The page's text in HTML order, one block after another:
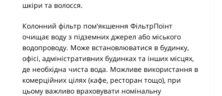
шкіри та волосся.
Колонний фільтр пом'якшення ФільтрПоінт
очищає воду з підземних джерел або міського
водопроводу. Може встановлюватися в будинку,
офісі, адміністративних будинках та інших місцях,
де необхідна чиста вода. Можливе використання в
комерційних цілях (кафе, ресторан тощо), при
цьому важливо враховувати номінальну